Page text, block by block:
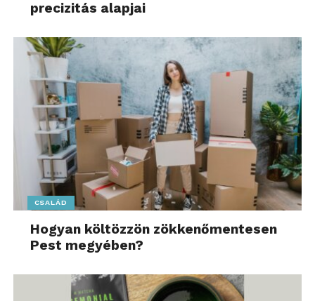
precizitás alapjai
CSALÁD
Hogyan költözzön zökkenőmentesen
Pest megyében?